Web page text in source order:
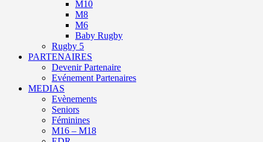
M10
M8
M6
Baby Rugby
Rugby 5
PARTENAIRES
Devenir Partenaire
Evénement Partenaires
MEDIAS
Evènements
Seniors
Féminines
M16 – M18